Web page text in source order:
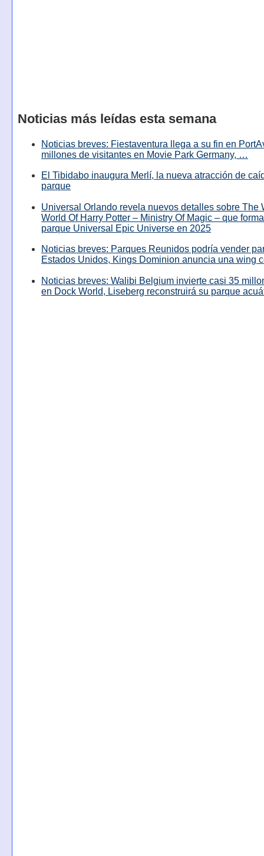
Noticias más leídas esta semana
Noticias breves: Fiestaventura llega a su fin en
millones de visitantes en Movie Park Germany, …
El Tibidabo inaugura Merlí, la nueva atracción de
parque
Universal Orlando revela nuevos detalles sobre The
World Of Harry Potter – Ministry Of Magic – que
parque Universal Epic Universe en 2025
Noticias breves: Parques Reunidos podría vender
Estados Unidos, Kings Dominion anuncia una wing
Noticias breves: Walibi Belgium invierte casi 35
en Dock World, Liseberg reconstruirá su parque